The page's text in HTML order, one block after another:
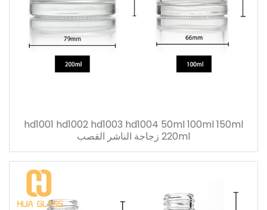
hd1001 hd1002 hd1003 hd1004 50ml 100ml 150ml
220ml زجاجة الناشر القصب